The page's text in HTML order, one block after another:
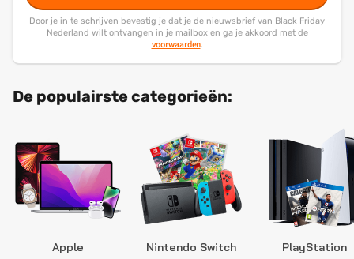
Door je in te schrijven bevestig je dat je de nieuwsbrief van Black Friday
Nederland wilt ontvangen in je mailbox en ga je akkoord met de
voorwaarden.
De populairste categorieën:
Apple Nintendo Switch PlayStation